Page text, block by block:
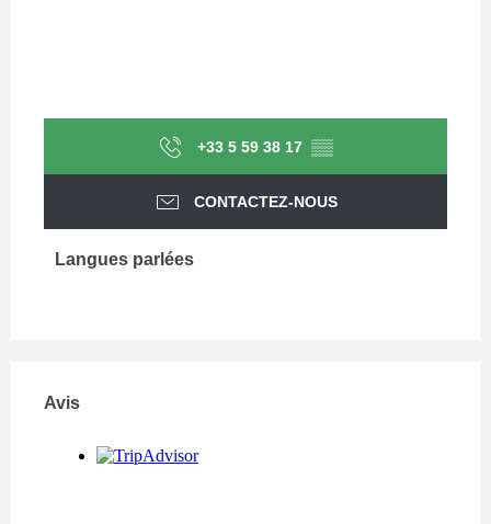
+33 5 59 38 17 ▒▒
CONTACTEZ-NOUS
Langues parlées
Langues parlées
Avis
Avis